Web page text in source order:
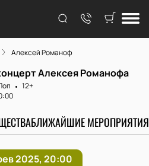
Алексей Романоф
Алексея Романофа
12+
БЛИЖАЙШИЕ МЕРОПРИЯТИЯ